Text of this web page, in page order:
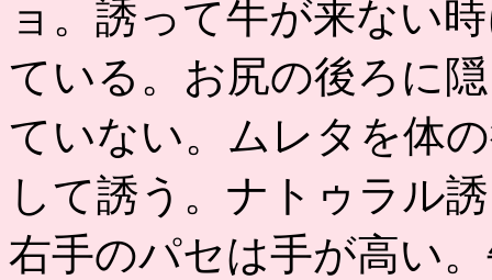
ョ。誘って牛が来ない
ている。お尻の後ろに
ていない。ムレタを体
して誘う。ナトゥラル
右手のパセは手が高い